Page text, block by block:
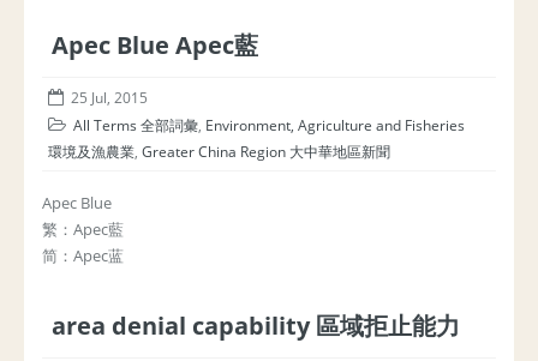
Apec Blue Apec藍
25 Jul, 2015
All Terms 全部詞彙, Environment, Agriculture and Fisheries
環境及漁農業, Greater China Region 大中華地區新聞
Apec Blue
繁：Apec藍
简：Apec蓝
area denial capability 區域拒止能力